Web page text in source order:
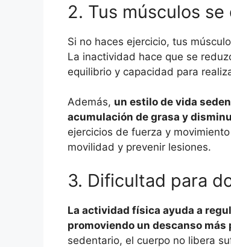
2. Tus músculos
Si no haces ejercicio, tus
La inactividad hace que se
equilibrio y capacidad para
Además, un estilo de vida
acumulación de grasa y
ejercicios de fuerza y
movilidad y prevenir lesiones.
3. Dificultad para
La actividad física ayuda a
promoviendo un descanso más
sedentario, el cuerpo no libera